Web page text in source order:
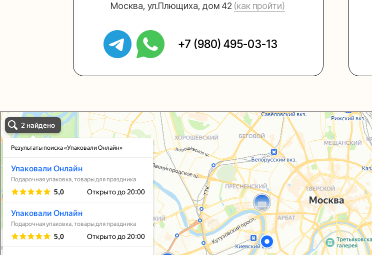
Упаковали Онлайн в Москве
Москва